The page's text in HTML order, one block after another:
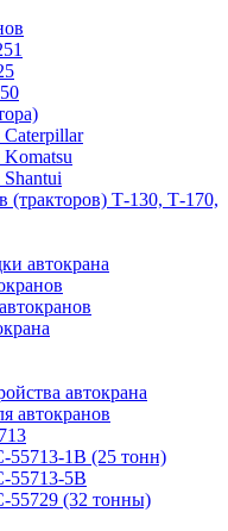
Caterpillar
Komatsu
Shantui
(тракторов) Т-130, Т-170,
автокрана
автокрана
автокранов
55713-1В (25 тонн)
55713-5В
55729 (32 тонны)